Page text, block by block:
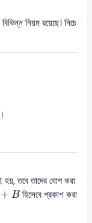
নিয়ম রয়েছে। নিচে
।
তবে তাদের যোগ করা
+ B
+B
হিসেবে প্রকাশ করা